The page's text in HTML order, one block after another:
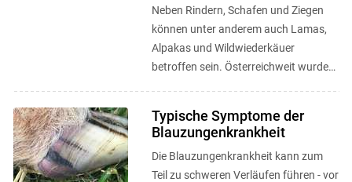
Skip to main content
Neben Rindern, Schafen und Ziegen
können unter anderem auch Lamas,
Alpakas und Wildwiederkäuer
betroffen sein. Österreichweit wurden
Typische Symptome der
Blauzungenkrankheit
Die Blauzungenkrankheit kann zum
Teil zu schweren Verläufen führen - vor